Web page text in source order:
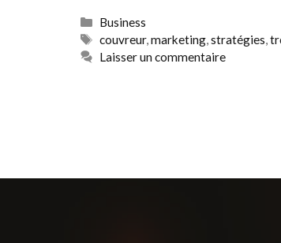
Catégories
Business
Étiquettes
couvreur,marketing,stratégies,
Laisser un commentaire